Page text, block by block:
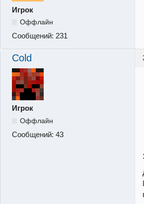
Игрок
Оффлайн
Сообщений: 231
Cold
Игрок
Оффлайн
Сообщений: 43